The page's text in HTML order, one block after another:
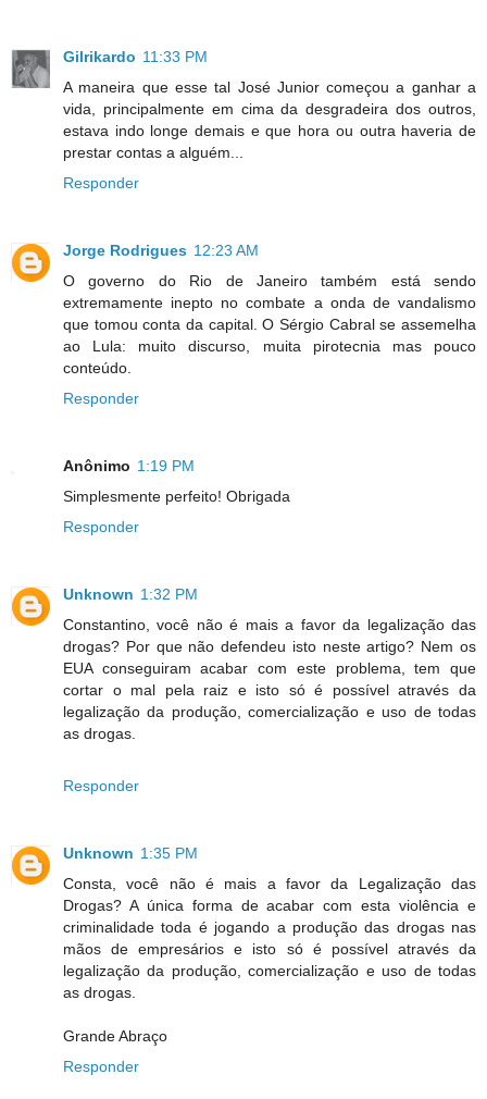
Gilrikardo 11:33 PM
A maneira que esse tal José Junior começou a ganhar a
vida, principalmente em cima da desgradeira dos outros,
estava indo longe demais e que hora ou outra haveria de
prestar contas a alguém...
Responder
Jorge Rodrigues 12:23 AM
O governo do Rio de Janeiro também está sendo
extremamente inepto no combate a onda de vandalismo
que tomou conta da capital. O Sérgio Cabral se assemelha
ao Lula: muito discurso, muita pirotecnia mas pouco
conteúdo.
Responder
Anônimo 1:19 PM
Simplesmente perfeito! Obrigada
Responder
Unknown 1:32 PM
Constantino, você não é mais a favor da legalização das
drogas? Por que não defendeu isto neste artigo? Nem os
EUA conseguiram acabar com este problema, tem que
cortar o mal pela raiz e isto só é possível através da
legalização da produção, comercialização e uso de todas
as drogas.
Responder
Unknown 1:35 PM
Consta, você não é mais a favor da Legalização das
Drogas? A única forma de acabar com esta violência e
criminalidade toda é jogando a produção das drogas nas
mãos de empresários e isto só é possível através da
legalização da produção, comercialização e uso de todas
as drogas.
Grande Abraço
Responder